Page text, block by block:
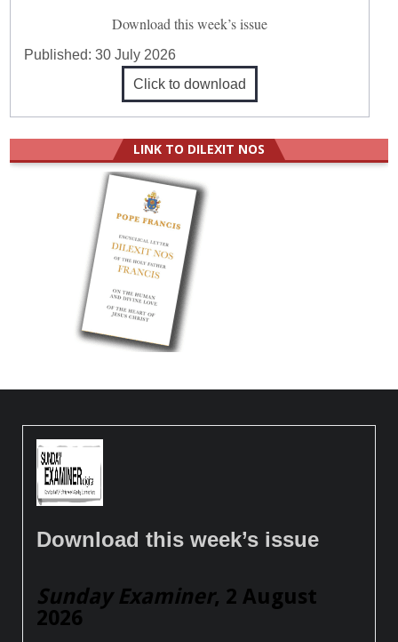
Download this week’s issue
Published:30 July 2026
Click to download
LINK TO DILEXIT NOS
Download this week’s issue
Sunday Examiner, 2 August
2026